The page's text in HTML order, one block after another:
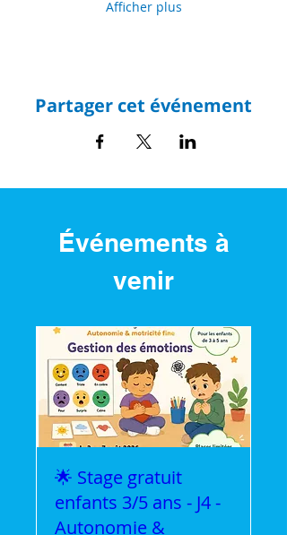
Afficher plus
Partager cet événement
Événements à
venir
🌟 Stage gratuit
enfants 3/5 ans - J4 -
Autonomie &